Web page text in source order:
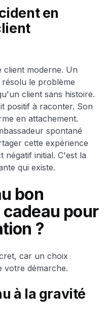
en
client moderne. Un
le problème
client sans histoire.
positif à raconter. Son
en attachement.
spontané
cette expérience
négatif initial. C'est la
qui existe.
bon
pour
?
car un choix
votre démarche.
à la gravité